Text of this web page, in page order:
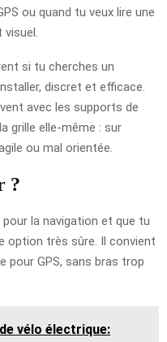
ou quand tu veux lire une
si tu cherches un
discret et efficace.
avec les supports de
grille elle-même : sur
ou mal orientée.
?
la navigation et que tu
option très sûre. Il convient
pour GPS, sans bras trop
vélo électrique: